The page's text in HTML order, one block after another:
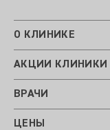
О КЛИНИКЕ
АКЦИИ КЛИНИКИ
ВРАЧИ
ЦЕНЫ